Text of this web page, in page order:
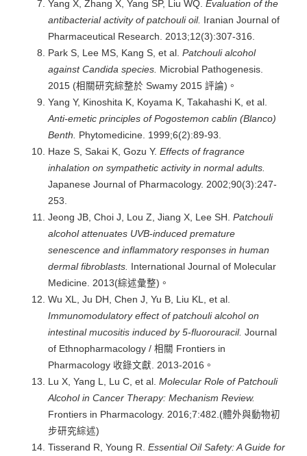
Yang X, Zhang X, Yang SP, Liu WQ. Evaluation of the
antibacterial activity of patchouli oil. Iranian Journal of
Pharmaceutical Research. 2013;12(3):307-316.
Park S, Lee MS, Kang S, et al. Patchouli alcohol
against Candida species. Microbial Pathogenesis.
2015 (相關研究綜整於 Swamy 2015 評論)。
Yang Y, Kinoshita K, Koyama K, Takahashi K, et al.
Anti-emetic principles of Pogostemon cablin (Blanco)
Benth.
Phytomedicine. 1999;6(2):89-93.
Haze S, Sakai K, Gozu Y. Effects of fragrance
inhalation on sympathetic activity in normal adults.
Japanese Journal of Pharmacology. 2002;90(3):247-
253.
Jeong JB, Choi J, Lou Z, Jiang X, Lee SH. Patchouli
alcohol attenuates UVB-induced premature
senescence and inflammatory responses in human
dermal fibroblasts. International Journal of Molecular
Medicine. 2013(綜述彙整)。
Wu XL, Ju DH, Chen J, Yu B, Liu KL, et al.
Immunomodulatory effect of patchouli alcohol on
intestinal mucositis induced by 5-fluorouracil. Journal
of Ethnopharmacology / 相關 Frontiers in
Pharmacology 收錄文獻. 2013-2016。
Lu X, Yang L, Lu C, et al. Molecular Role of Patchouli
Alcohol in Cancer Therapy: Mechanism Review.
Frontiers in Pharmacology. 2016;7:482.(體外與動物初
步研究綜述)
Tisserand R, Young R. Essential Oil Safety: A Guide for